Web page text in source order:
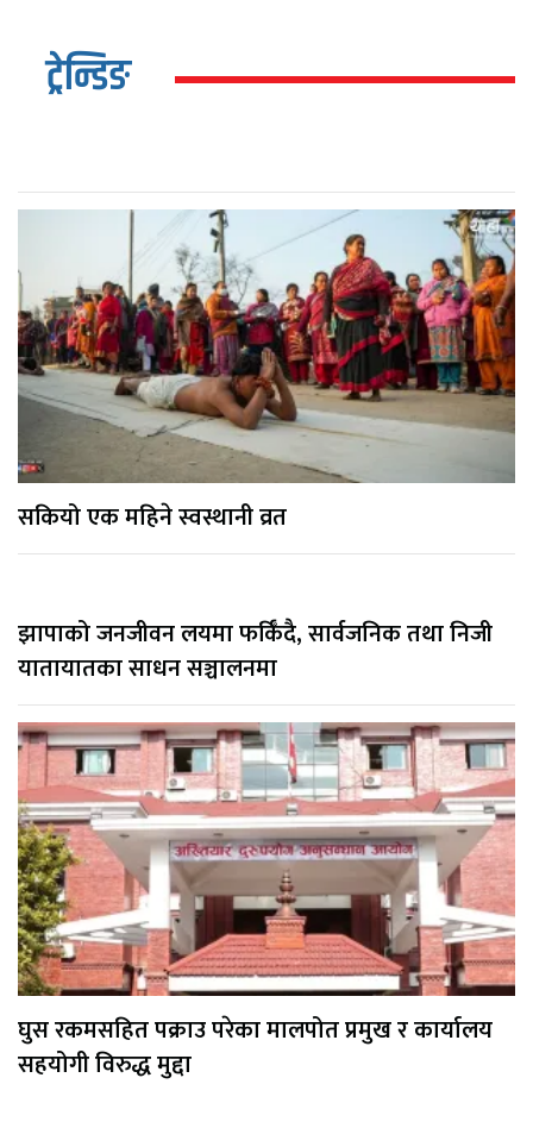
ट्रेन्डिङ
सकियो एक महिने स्वस्थानी व्रत
झापाको जनजीवन लयमा फर्किँदै, सार्वजनिक तथा निजी
यातायातका साधन सञ्चालनमा
घुस रकमसहित पक्राउ परेका मालपोत प्रमुख र कार्यालय
सहयोगी विरुद्ध मुद्दा